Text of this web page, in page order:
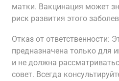
матки. Вакцинация может
риск развития этого
Отказ от ответственности:
предназначена только для
и не должна
совет. Всегда